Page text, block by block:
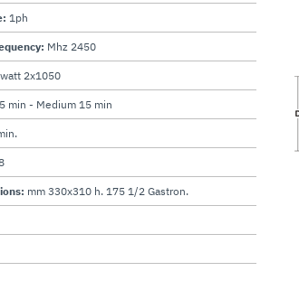
1ph
Mhz 2450
watt 2x1050
min - Medium 15 min
mm 330x310 h. 175 1/2 Gastron.